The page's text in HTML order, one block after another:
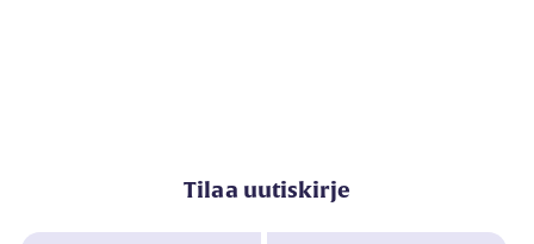
Tilaa uutiskirje